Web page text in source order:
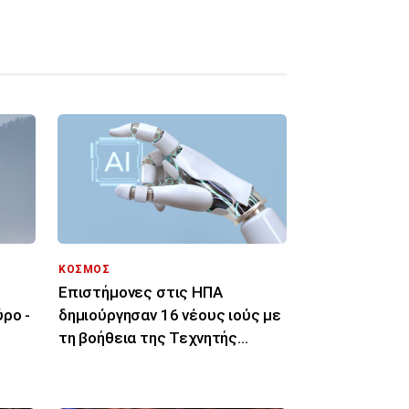
-
ΚΟΣΜΟΣ
Επιστήμονες στις ΗΠΑ
δημιούργησαν 16 νέους ιούς με
τη βοήθεια της Τεχνητής